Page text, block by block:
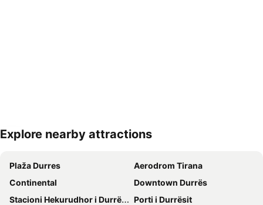
Explore nearby attractions
Plaža Durres
Aerodrom Tirana
Continental
Downtown Durrës
Stacioni Hekurudhor i Durrësit
Porti i Durrësit